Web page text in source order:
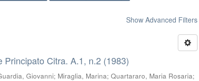
Show Advanced Filters
Citra. A.1, n.2 (1983)
Giovanni; Miraglia, Marina;Quartararo, Maria Rosaria;